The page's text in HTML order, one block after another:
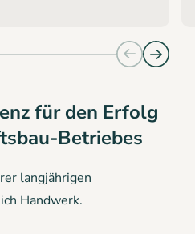
für den Erfolg
Betriebes
langjährigen
Handwerk.